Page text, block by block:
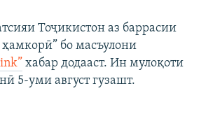
Тоҷикистон аз баррасии
бо масъулони
хабар додааст. Ин мулоқоти
5-уми август гузашт.